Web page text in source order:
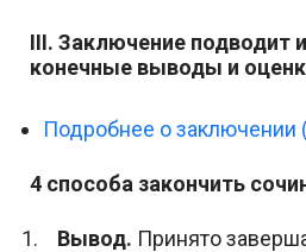
III. Заключение подводит
конечные выводы и
Подробнее о заключении
4 способа закончить
Вывод. Принято